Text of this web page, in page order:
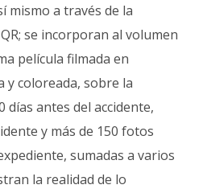
mismo a través de la
se incorporan al volumen
película filmada en
y coloreada, sobre la
días antes del accidente,
y más de 150 fotos
sumadas a varios
la realidad de lo